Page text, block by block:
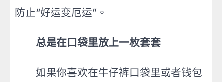
防止“好运变厄运”。
总是在口袋里放上一枚套套
如果你喜欢在牛仔裤口袋里或者钱包